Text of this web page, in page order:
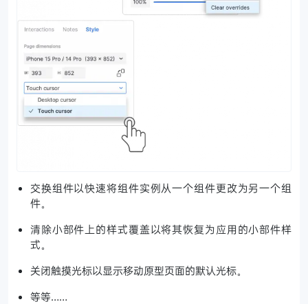
交换组件以快速将组件实例从一个组件更改为另一个组
件。
清除小部件上的样式覆盖以将其恢复为应用的小部件样
式。
关闭触摸光标以显示移动原型页面的默认光标。
等等……